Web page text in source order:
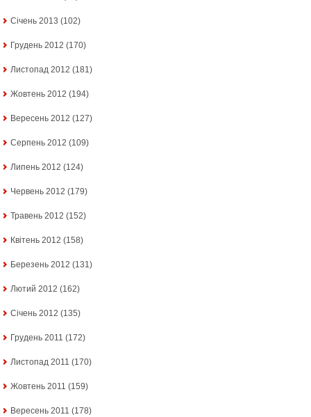
Січень 2013 (102)
Грудень 2012 (170)
Листопад 2012 (181)
Жовтень 2012 (194)
Вересень 2012 (127)
Серпень 2012 (109)
Липень 2012 (124)
Червень 2012 (179)
Травень 2012 (152)
Квітень 2012 (158)
Березень 2012 (131)
Лютий 2012 (162)
Січень 2012 (135)
Грудень 2011 (172)
Листопад 2011 (170)
Жовтень 2011 (159)
Вересень 2011 (178)